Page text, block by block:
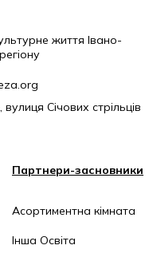
життя Івано-
Січових стрільців
Партнери-засновники
Асортиментна кімната
Інша Освіта